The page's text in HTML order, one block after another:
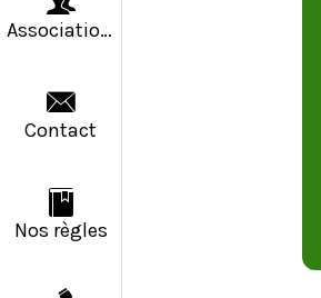
Associations
Contact
Nos règles